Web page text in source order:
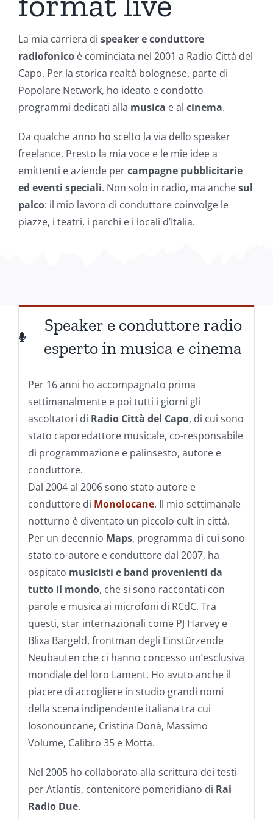
La mia carriera di speaker e conduttore
radiofonicoè cominciata nel 2001 a Radio Città del
Capo. Per la storica realtà bolognese, parte di
Popolare Network, ho ideato e condotto
programmi dedicati alla musica e al cinema.
Da qualche anno ho scelto la via dello speaker
freelance. Presto la mia voce e le mie idee a
emittenti e aziende percampagne pubblicitarie
ed eventi speciali. Non solo in radio, ma anchesul
palco: il mio lavoro di conduttore coinvolge le
piazze, i teatri, i parchi e i locali d’Italia.
Speaker e conduttore radio
esperto in musica e cinema
Per 16 anni ho accompagnato prima
settimanalmente e poi tutti i giorni gli
ascoltatori di Radio Città del Capo, di cui sono
stato caporedattore musicale, co-responsabile
di programmazione e palinsesto, autore e
conduttore.
Dal 2004 al 2006 sono stato autore e
conduttore di Monolocane. Il mio settimanale
notturno è diventato un piccolo cult in città.
Per un decennio Maps, programma di cui sono
stato co-autore e conduttore dal 2007, ha
ospitato musicisti e band provenienti da
tutto il mondo, che si sono raccontati con
parole e musica ai microfoni di RCdC. Tra
questi, star internazionali come PJ Harvey e
Blixa Bargeld, frontman degli Einstürzende
Neubauten che ci hanno concesso un’esclusiva
mondiale del loro Lament. Ho avuto anche il
piacere di accogliere in studio grandi nomi
della scena indipendente italiana tra cui
Iosonouncane, Cristina Donà, Massimo
Volume, Calibro 35 e Motta.
Nel 2005 ho collaborato alla scrittura dei testi
per Atlantis, contenitore pomeridiano di Rai
Radio Due.